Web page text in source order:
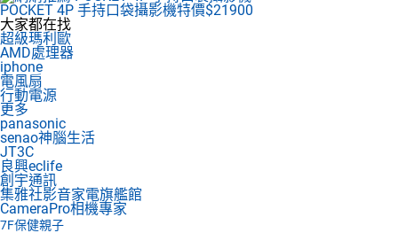
POCKET 4P 手持口袋攝影機特價$21900
大家都在找
超級瑪利歐
AMD處理器
iphone
電風扇
行動電源
更多
panasonic
senao神腦生活
JT3C
良興eclife
創宇通訊
集雅社影音家電旗艦館
CameraPro相機專家
7F保健親子